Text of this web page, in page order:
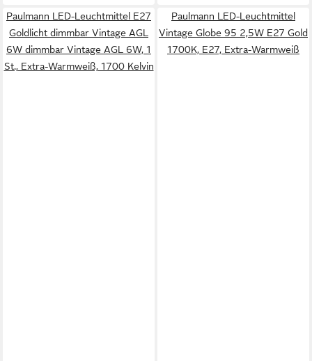
Paulmann LED-Leuchtmittel E27
Goldlicht dimmbar Vintage AGL
6W dimmbar Vintage AGL 6W, 1
St., Extra-Warmweiß, 1700 Kelvin
Paulmann LED-Leuchtmittel
Vintage Globe 95 2,5W E27 Gold
1700K, E27, Extra-Warmweiß